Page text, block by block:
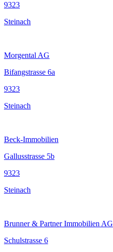
9323
Steinach
Morgental AG
Bifangstrasse 6a
9323
Steinach
Beck-Immobilien
Gallusstrasse 5b
9323
Steinach
Brunner & Partner Immobilien AG
Schulstrasse 6